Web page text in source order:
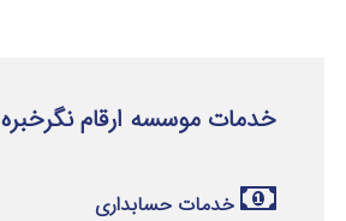
خدمات موسسه ارقام نگرخبره
خدمات حسابداری